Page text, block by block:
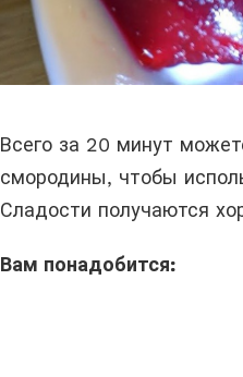
Всего за 20 минут
смородины, чтобы
Сладости получаются
Вам понадобится: